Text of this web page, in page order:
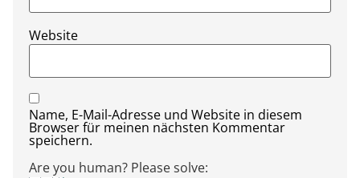
Website
Name, E-Mail-Adresse und Website in diesem
Browser für meinen nächsten Kommentar
speichern.
Are you human? Please solve: